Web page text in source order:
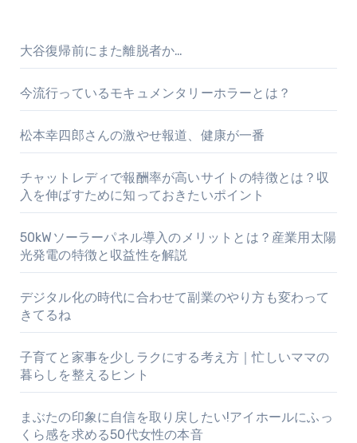
大谷復帰前にまた離脱者か…
今流行っているモキュメンタリーホラーとは？
松本幸四郎さんの激やせ報道、健康が一番
チャットレディで報酬率が高いサイトの特徴とは？収
入を伸ばすために知っておきたいポイント
50kWソーラーパネル導入のメリットとは？産業用太陽
光発電の特徴と収益性を解説
デジタル化の時代に合わせて副業のやり方も変わって
きてるね
子育てと家事を少しラクにする考え方｜忙しいママの
暮らしを整えるヒント
まぶたの印象に自信を取り戻したい!アイホールにふっ
くら感を求める50代女性の本音